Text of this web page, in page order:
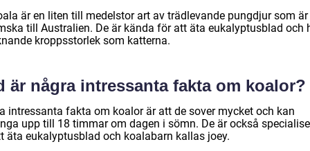
är en liten till medelstor art av trädlevande pungdjur som är
till Australien. De är kända för att äta eukalyptusblad och
kroppsstorlek som katterna.
är några intressanta fakta om koalor?
intressanta fakta om koalor är att de sover mycket och kan
upp till 18 timmar om dagen i sömn. De är också
äta eukalyptusblad och koalabarn kallas joey.